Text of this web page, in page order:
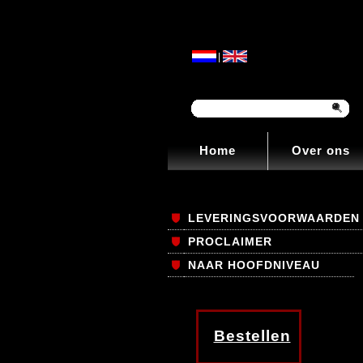
Home Over ons
LEVERINGSVOORWAARDEN
PROCLAIMER
NAAR HOOFDNIVEAU
Bestellen